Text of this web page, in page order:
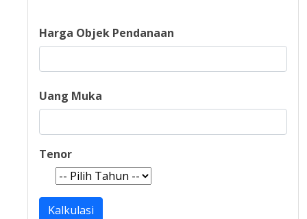
Harga Objek Pendanaan
Uang Muka
Tenor
Kalkulasi